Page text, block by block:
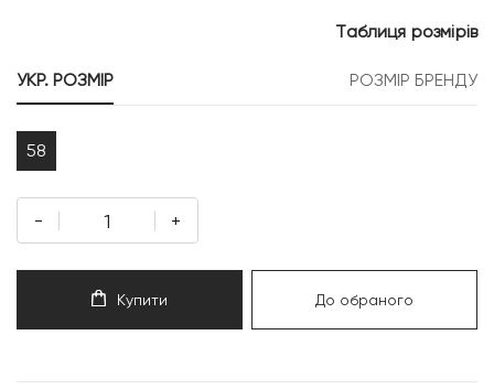
УКР. РОЗМІР
РОЗМІР БРЕНДУ
Таблиця розмірів
58
- +
Купити До обраного